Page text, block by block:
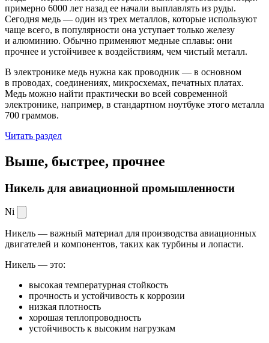
примерно 6000 лет назад ее начали выплавлять из руды.
Сегодня медь — один из трех металлов, которые используют
чаще всего, в популярности она уступает только железу
и алюминию. Обычно применяют медные сплавы: они
прочнее и устойчивее к воздействиям, чем чистый металл.
В электронике медь нужна как проводник — в основном
в проводах, соединениях, микросхемах, печатных платах.
Медь можно найти практически во всей современной
электронике, например, в стандартном ноутбуке этого металла
700 граммов.
Читать раздел
Выше, быстрее, прочнее
Никель для авиационной промышленности
Ni
Никель — важный материал для производства авиационных
двигателей и компонентов, таких как турбины и лопасти.
Никель — это:
высокая температурная стойкость
прочность и устойчивость к коррозии
низкая плотность
хорошая теплопроводность
устойчивость к высоким нагрузкам